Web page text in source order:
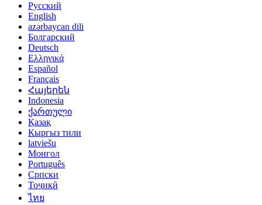
Русский
English
azərbaycan dili
Болгарский
Deutsch
Ελληνικά
Español
Français
Հայերեն
Indonesia
ქართული
Қазақ
Кыргыз тили
latviešu
Монгол
Português
Српски
Тоҷикӣ
ไทย